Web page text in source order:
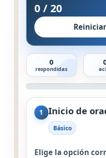
0 / 20
0
respondidas
1 Inicio de
Básico
Elige la opción